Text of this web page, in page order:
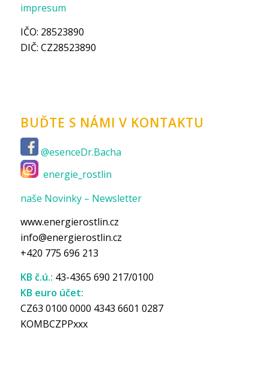
impresum
IČO: 28523890
DIČ: CZ28523890
BUĎTE S NÁMI V KONTAKTU
@esenceDr.Bacha
energie_rostlin
naše Novinky – Newsletter
www.energierostlin.cz
info@energierostlin.cz
+420 775 696 213
KB č.ú.: 43-4365 690 217/0100
KB euro účet:
CZ63 0100 0000 4343 6601 0287
KOMBCZPPxxx